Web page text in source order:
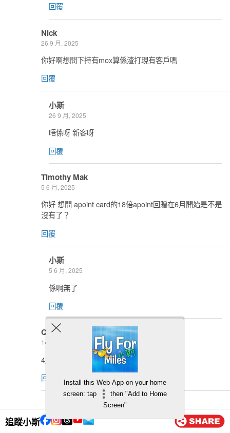
追蹤小斯
回覆
Nick
26 9 月, 2025
你好啊想問下持有mox算係渣打現有客戶嗎
回覆
小斯
26 9 月, 2025
唔係呀 新客呀
回覆
Timothy Mak
5 6 月, 2025
你好 想問 apoint card的18倍apoint回贈在6月開始是不是
沒有了？
回覆
小斯
5 6 月, 2025
係啊無了
回覆
Qt
14 4 月, 2025
4月申請還有優惠嗎
回覆
Install this Web-App on your home
screen: tap
then "Add to Home
Screen"